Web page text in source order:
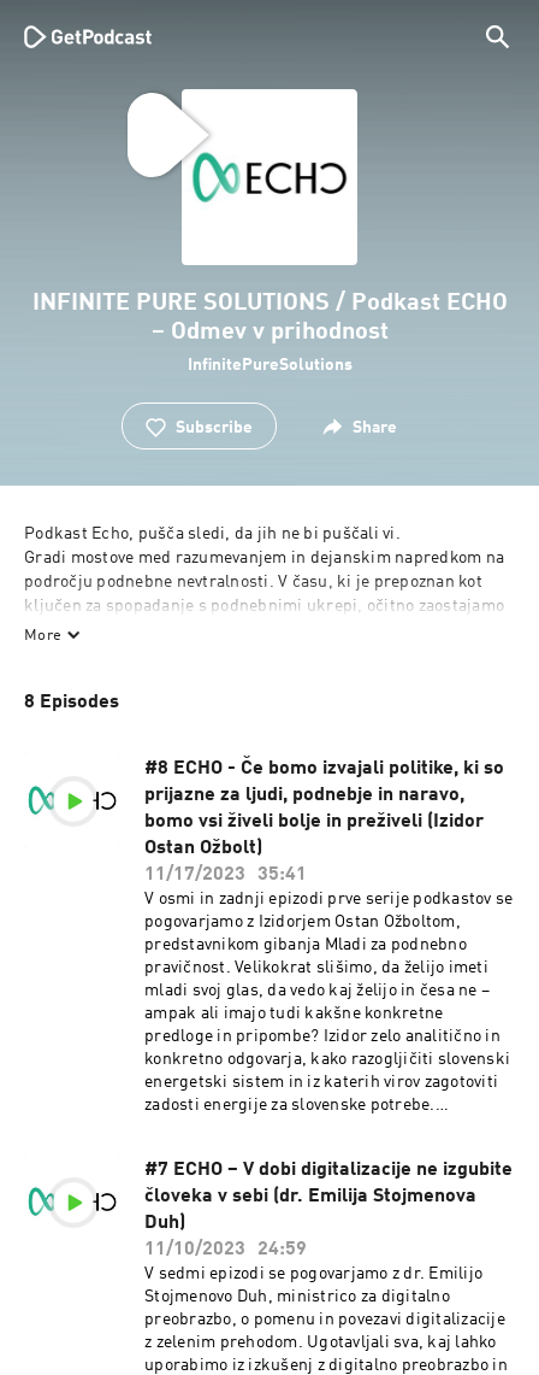
INFINITE PURE SOLUTIONS / Podkast ECHO
– Odmev v prihodnost
InfinitePureSolutions
Subscribe Share
Podkast Echo, pušča sledi, da jih ne bi puščali vi.
Gradi mostove med razumevanjem in dejanskim napredkom na
področju podnebne nevtralnosti. V času, ki je prepoznan kot
ključen za spopadanje s podnebnimi ukrepi, očitno zaostajamo
pri udejanjanju ukrepov.
	•	nepozavanje dejstev in možnosti?
Morda je razlog drugje?!
Podkast Echo z zanimivimi gosti odstira neznanke in razbija
mite ter gradi znanje za prihodnost.
More
8 Episodes
#8 ECHO - Če bomo izvajali politike, ki so
prijazne za ljudi, podnebje in naravo,
bomo vsi živeli bolje in preživeli (Izidor
Ostan Ožbolt)
11/17/2023
35:41
V osmi in zadnji epizodi prve serije podkastov se
pogovarjamo z Izidorjem Ostan Ožboltom,
predstavnikom gibanja Mladi za podnebno
pravičnost. Velikokrat slišimo, da želijo imeti
mladi svoj glas, da vedo kaj želijo in česa ne –
ampak ali imajo tudi kakšne konkretne
predloge in pripombe? Izidor zelo analitično in
konkretno odgovarja, kako razogljičiti slovenski
energetski sistem in iz katerih virov zagotoviti
zadosti energije za slovenske potrebe.
in tudi globalno in tudi o podnebnem dolgu.
Odzivi Mladih za podnebno pravičnost na zadnji
osnutek Nacionalnega energetskega
podnebnega načrta so bili ostri, zanimalo pa nas
je, ali imajo tudi konkretne boljše predloge.
Govorila sva tudi, kako mladi širijo in povezujejo
svoja prepričanja, vezana na podnebno
pravičnost in zasledujejo svoje cilje lokalno in
globalno.
#7 ECHO – V dobi digitalizacije ne izgubite
človeka v sebi (dr. Emilija Stojmenova
Duh)
11/10/2023
24:59
V sedmi epizodi se pogovarjamo z dr. Emilijo
Stojmenovo Duh, ministrico za digitalno
preobrazbo, o pomenu in povezavi digitalizacije
z zelenim prehodom. Ugotavljali sva, kaj lahko
uporabimo iz izkušenj z digitalno preobrazbo in